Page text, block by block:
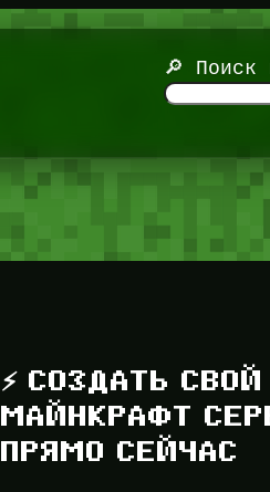
🔎 Поиск
⚡ СОЗДАТЬ СВОЙ
МАЙНКРАФТ
ПРЯМО СЕЙЧАС